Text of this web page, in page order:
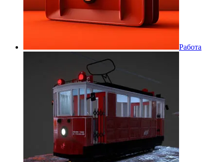
Работа